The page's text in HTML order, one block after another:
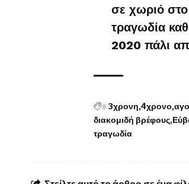
σε χωριό
τραγωδία
2020 πάλι
#3χρονη 4χρονο
διακομιδή βρέφους
τραγωδία